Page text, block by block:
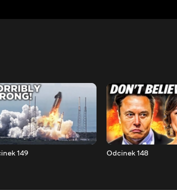
149 Odcinek 148